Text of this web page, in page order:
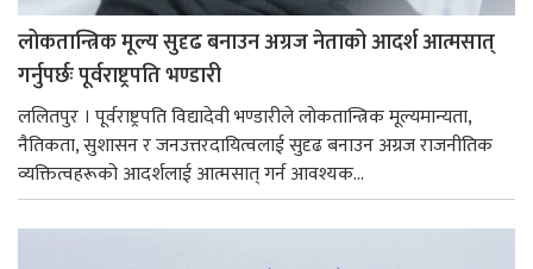
लोकतान्त्रिक मूल्य सुदृढ बनाउन अग्रज नेताको आदर्श आत्मसात्
गर्नुपर्छः पूर्वराष्ट्रपति भण्डारी
ललितपुर । पूर्वराष्ट्रपति विद्यादेवी भण्डारीले लोकतान्त्रिक मूल्यमान्यता,
नैतिकता, सुशासन र जनउत्तरदायित्वलाई सुदृढ बनाउन अग्रज राजनीतिक
व्यक्तित्वहरूको आदर्शलाई आत्मसात् गर्न आवश्यक...